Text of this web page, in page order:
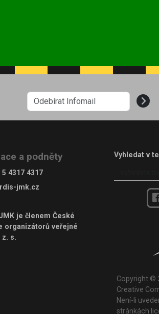
a podněty
5 4317 4317
jmk.cz
JMK je členem České
organizátorů veřejné
z. s.
Vyhledat v
Copyright ©
Creative
Není-li
stránkách